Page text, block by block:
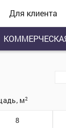
Для клиента
м2